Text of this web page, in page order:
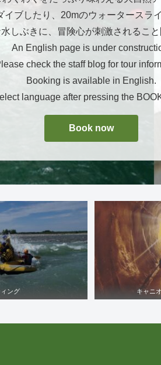
イブしたり、20mのウォータースラ
しぶきに、冒険心が刺激されるこ
An English page is under
check the staff blog for tour
Booking is available in English.
language after pressing the
Book now
ング キャニ